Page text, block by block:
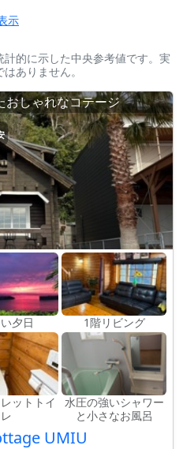
示
的に示した中央参考値です。実
ありません。
おしゃれなコテージ
夕日 1階リビング
ットトイ
レ
水圧の強いシャワー
と小さなお風呂
UMIU